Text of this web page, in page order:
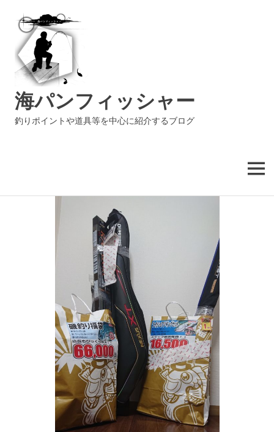
海パンフィッシャー
釣りポイントや道具等を中心に紹介するブログ
MENU